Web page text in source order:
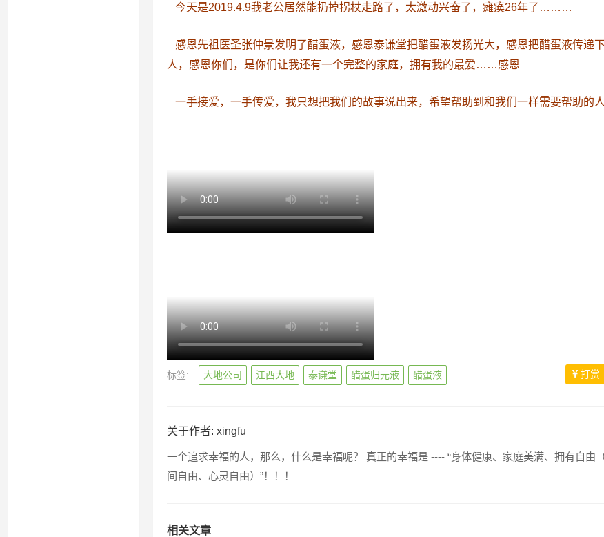
今天是2019.4.9我老公居然能扔掉拐杖走路了，太激动兴奋了，瘫痪26年了………
感恩先祖医圣张仲景发明了醋蛋液，感恩泰谦堂把醋蛋液发扬光大，感恩把醋蛋液传递
人，感恩你们，是你们让我还有一个完整的家庭，拥有我的最爱……感恩
一手接爱，一手传爱，我只想把我们的故事说出来，希望帮助到和我们一样需要帮助的人
标签: 大地公司 江西大地 泰谦堂 醋蛋归元液 醋蛋液 打赏
关于作者: xingfu
一个追求幸福的人，那么，什么是幸福呢？ 真正的幸福是 ---- “身体健康、家庭美满、拥有自由
间自由、心灵自由）”！！！
相关文章